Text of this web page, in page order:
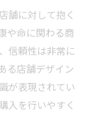
舗に対して抱く
や命に関わる商
信頼性は非常に
る店舗デザイン
が表現されてい
入を行いやすく